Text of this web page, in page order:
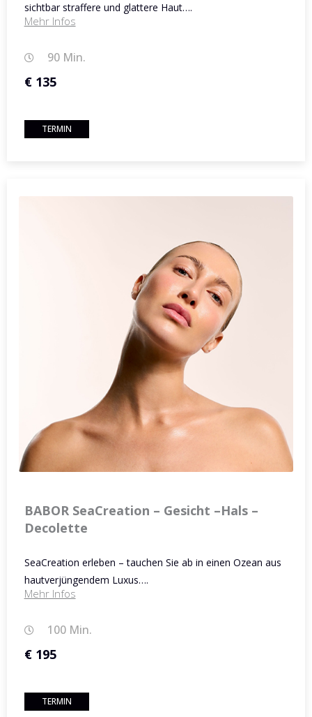
sichtbar straffere und glattere Haut….
Mehr Infos
90 Min.
€ 135
TERMIN
BABOR SeaCreation – Gesicht –Hals –
Decolette
SeaCreation erleben – tauchen Sie ab in einen Ozean aus
hautverjüngendem Luxus….
Mehr Infos
100 Min.
€ 195
TERMIN